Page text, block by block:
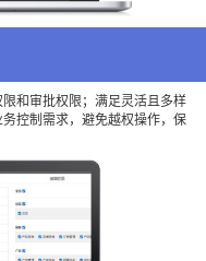
和审批权限；满足灵活且多样
控制需求，避免越权操作，保